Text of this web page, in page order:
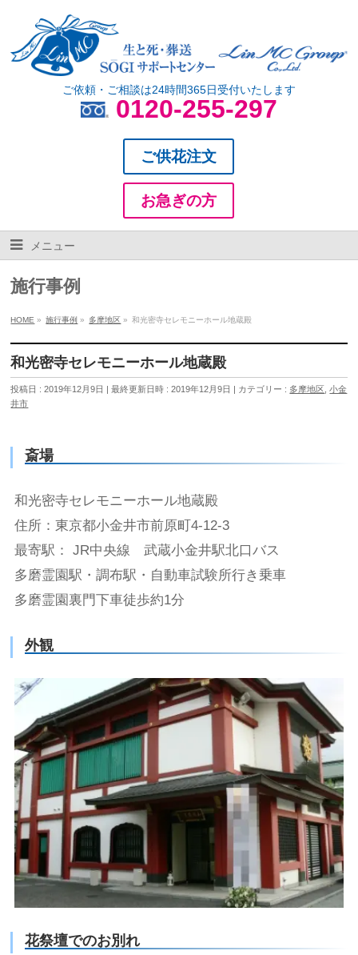
ご依頼・ご相談は24時間365日受付いたします
0120-255-297
ご供花注文
お急ぎの方
メニュー
施行事例
HOME » 施行事例 » 多摩地区 » 和光密寺セレモニーホール地蔵殿
和光密寺セレモニーホール地蔵殿
投稿日 : 2019年12月9日 最終更新日時 : 2019年12月9日 カテゴリー : 多摩地区 ,小金
井市
斎場
和光密寺セレモニーホール地蔵殿
住所：東京都小金井市前原町4-12-3
最寄駅： JR中央線 武蔵小金井駅北口バス
多磨霊園駅・調布駅・自動車試験所行き乗車
多磨霊園裏門下車徒歩約1分
外観
花祭壇でのお別れ